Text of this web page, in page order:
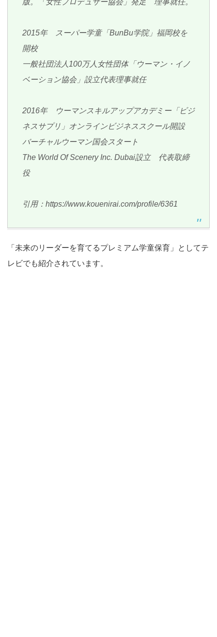
版。「女性プロデュサー協会」発足 理事就任。
2015年 スーパー学童「BunBu学院」福岡校を
開校
一般社団法人100万人女性団体「ウーマン・イノ
ベーション協会」設立代表理事就任
2016年 ウーマンスキルアップアカデミー「ビジ
ネスサプリ」オンラインビジネススクール開設
バーチャルウーマン国会スタート
The World Of Scenery Inc. Dubai設立 代表取締
役
引用：https://www.kouenirai.com/profile/6361
「未来のリーダーを育てるプレミアム学童保育」としてテ
レビでも紹介されています。